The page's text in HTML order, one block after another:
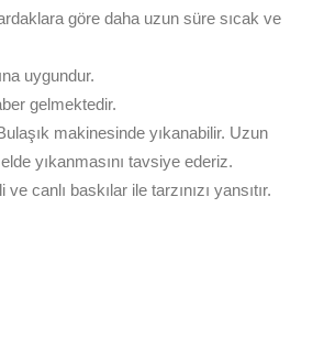
göre daha uzun süre sıcak ve
uygundur.
gelmektedir.
makinesinde yıkanabilir. Uzun
yıkanmasını tavsiye ederiz.
canlı baskılar ile tarzınızı yansıtır.